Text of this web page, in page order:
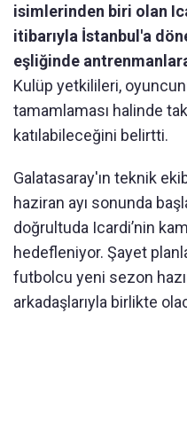
isimlerinden biri olan
itibarıyla İstanbul'a
eşliğinde
Kulüp yetkilileri,
tamamlaması halinde
katılabileceğini belirtti.
Galatasaray'ın teknik
haziran ayı sonunda
doğrultuda Icardi’nin
hedefleniyor. Şayet
futbolcu yeni sezon
arkadaşlarıyla birlikte